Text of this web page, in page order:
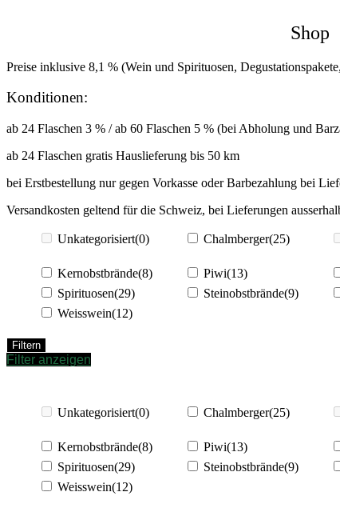
Shop
Preise inklusive 8,1 % (Wein und Spirituosen,
Konditionen:
ab 24 Flaschen 3 % / ab 60 Flaschen 5 % (bei Abholung und
ab 24 Flaschen gratis Hauslieferung bis 50 km
bei Erstbestellung nur gegen Vorkasse oder Barbezahlung bei
Versandkosten geltend für die Schweiz, bei Lieferungen
Unkategorisiert(0) Chalmberger(25)
Kernobstbrände(8) Piwi(13)
Spirituosen(29) Steinobstbrände(9)
Weisswein(12)
Filtern
Filter anzeigen
Unkategorisiert(0) Chalmberger(25)
Kernobstbrände(8) Piwi(13)
Spirituosen(29) Steinobstbrände(9)
Weisswein(12)